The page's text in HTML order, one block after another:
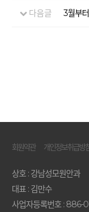
다음글 3월부
회원약관 개인정보취급방
상호 : 강남성모원안과
대표 : 김만수
사업자등록번호 : 886-